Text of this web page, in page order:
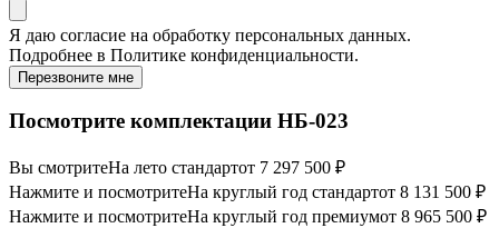
Я даю согласие на обработку персональных данных.
Подробнее в Политике конфиденциальности.
Перезвоните мне
Посмотрите комплектации НБ-023
Вы смотритеНа лето стандартот 7 297 500 ₽
Нажмите и посмотритеНа круглый год стандартот 8 131 500 ₽
Нажмите и посмотритеНа круглый год премиумот 8 965 500 ₽